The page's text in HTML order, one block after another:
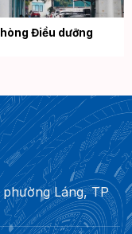
Điều dưỡng
Láng, TP